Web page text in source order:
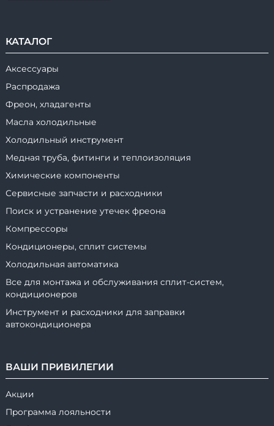
КАТАЛОГ
Аксессуары
Распродажа
Фреон, хладагенты
Масла холодильные
Холодильный инструмент
Медная труба, фитинги и теплоизоляция
Химические компоненты
Сервисные запчасти и расходники
Поиск и устранение утечек фреона
Компрессоры
Кондиционеры, сплит системы
Холодильная автоматика
Все для монтажа и обслуживания сплит-систем,
кондиционеров
Инструмент и расходники для заправки
автокондиционера
ВАШИ ПРИВИЛЕГИИ
Акции
Программа лояльности